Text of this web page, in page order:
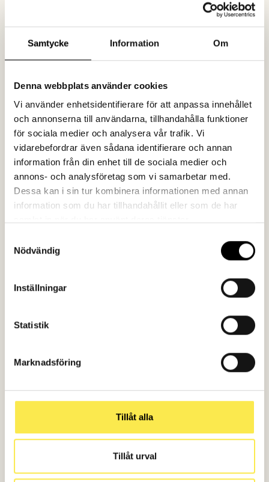
Samtycke Information Om
Denna webbplats använder cookies
Vi använder enhetsidentifierare för att anpassa innehållet
och annonserna till användarna, tillhandahålla funktioner
för sociala medier och analysera vår trafik. Vi
vidarebefordrar även sådana identifierare och annan
information från din enhet till de sociala medier och
annons- och analysföretag som vi samarbetar med.
Dessa kan i sin tur kombinera informationen med annan
information som du har tillhandahållit eller som de har
Nödvändig
Inställningar
Statistik
Marknadsföring
Tillåt alla
Tillåt urval
Lösning:
Tillsammans med Visit Halland skrev vi ett brev
adresserat till världens alla fotbollsfans och journalister
Halland och Haaland. Tonen var medvetet
högtravande:“If nothing is done we fear our dear
region is at risk of becoming a forgotten Atlantis, a
place only known in stories and ancient scriptures.”
Resultat
PR-värde (mkr)
742